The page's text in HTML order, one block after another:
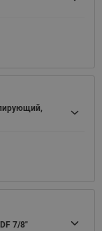
7/8"